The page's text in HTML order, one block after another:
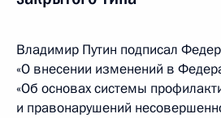
Владимир Путин подписал
«О внесении изменений в
«Об основах системы
и правонарушений